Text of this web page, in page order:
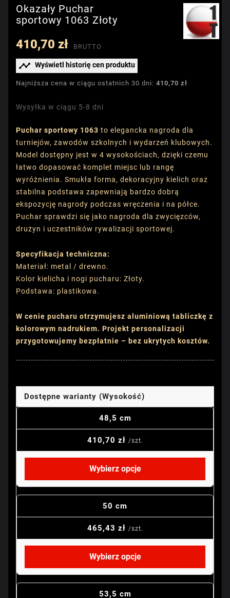
Okazały Puchar
sportowy 1063 Złoty
410,70 zł BRUTTO
 Wyświetl historię cen produktu
Najniższa cena w ciągu ostatnich 30 dni: 410,70 zł
Wysyłka w ciągu 5-8 dni
Puchar sportowy 1063 to elegancka nagroda dla
turniejów, zawodów szkolnych i wydarzeń klubowych.
Model dostępny jest w 4 wysokościach, dzięki czemu
łatwo dopasować komplet miejsc lub rangę
wyróżnienia. Smukła forma, dekoracyjny kielich oraz
stabilna podstawa zapewniają bardzo dobrą
ekspozycję nagrody podczas wręczenia i na półce.
Puchar sprawdzi się jako nagroda dla zwycięzców,
drużyn i uczestników rywalizacji sportowej.
Specyfikacja techniczna:
Materiał: metal / drewno.
Kolor kielicha i nogi pucharu: Złoty.
Podstawa: plastikowa.
W cenie pucharu otrzymujesz aluminiową tabliczkę z
kolorowym nadrukiem. Projekt personalizacji
przygotowujemy bezpłatnie – bez ukrytych kosztów.
Dostępne warianty (Wysokość)
48,5 cm
410,70 zł /szt.
Wybierz opcje
50 cm
465,43 zł /szt.
Wybierz opcje
53,5 cm